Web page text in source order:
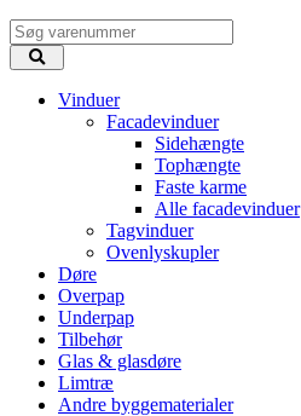
Vinduer
Facadevinduer
Sidehængte
Tophængte
Faste karme
Alle facadevinduer
Tagvinduer
Ovenlyskupler
Døre
Overpap
Underpap
Tilbehør
Glas & glasdøre
Limtræ
Andre byggematerialer